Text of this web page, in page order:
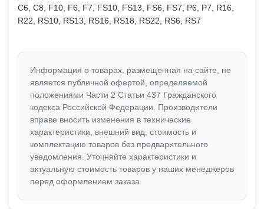
C6, C8, F10, F6, F7, FS10, FS13, FS6, FS7, P6, P7, R16,
R22, RS10, RS13, RS16, RS18, RS22, RS6, RS7
Информация о товарах, размещенная на сайте, не
является публичной офертой, определяемой
положениями Части 2 Статьи 437 Гражданского
кодекса Российской Федерации. Производители
вправе вносить изменения в технические
характеристики, внешний вид, стоимость и
комплектацию товаров без предварительного
уведомления. Уточняйте характеристики и
актуальную стоимость товаров у наших менеджеров
перед оформлением заказа.